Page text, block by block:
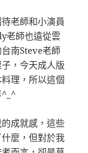
老師和小演員
老師也遠從雲
南Steve老師
，今天成人版
理，所以這個
^_^
成就感，這些
麼，但對於我